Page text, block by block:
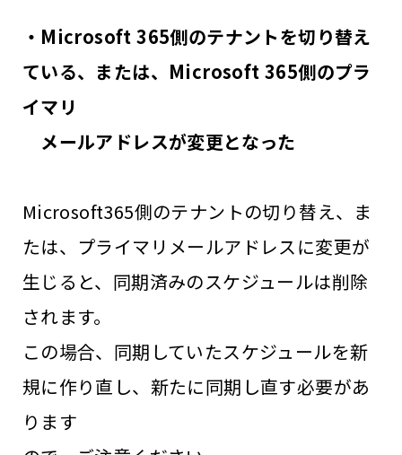
・Microsoft 365側のテナントを切り替え
ている、または、Microsoft 365側のプラ
イマリ
メールアドレスが変更となった
Microsoft365側のテナントの切り替え、ま
たは、プライマリメールアドレスに変更が
生じると、同期済みのスケジュールは削除
されます。
この場合、同期していたスケジュールを新
規に作り直し、新たに同期し直す必要があ
ります